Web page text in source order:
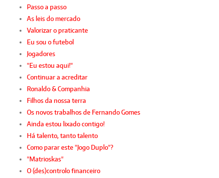
Passo a passo
As leis do mercado
Valorizar o praticante
Eu sou o futebol
Jogadores
"Eu estou aqui!"
Continuar a acreditar
Ronaldo & Companhia
Filhos da nossa terra
Os novos trabalhos de Fernando Gomes
Ainda estou lixado contigo!
Há talento, tanto talento
Como parar este "Jogo Duplo"?
"Matrioskas"
O (des)controlo financeiro